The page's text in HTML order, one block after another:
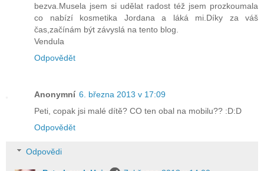
bezva.Musela jsem si udělat radost též jsem prozkoumala
co nabízí kosmetika Jordana a láká mi.Díky za váš
čas,začínám být závyslá na tento blog.
Vendula
Odpovědět
Anonymní 6. března 2013 v 17:09
Peti, copak jsi malé dítě? CO ten obal na mobilu?? :D:D
Odpovědět
Odpovědi